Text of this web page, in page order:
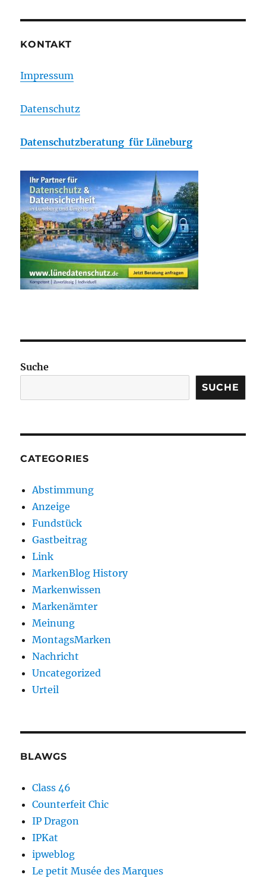
KONTAKT
Impressum
Datenschutz
Datenschutzberatung für Lüneburg
Suche
SUCHE
CATEGORIES
Abstimmung
Anzeige
Fundstück
Gastbeitrag
Link
MarkenBlog History
Markenwissen
Markenämter
Meinung
MontagsMarken
Nachricht
Uncategorized
Urteil
BLAWGS
Class 46
Counterfeit Chic
IP Dragon
IPKat
ipweblog
Le petit Musée des Marques